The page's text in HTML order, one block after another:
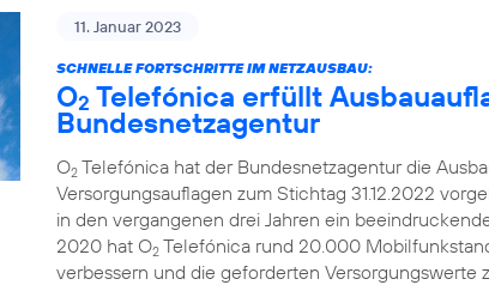
11. Januar 2023
SCHNELLE FORTSCHRITTE IM NETZAUSBAU:
O2 Telefónica erfüllt
Bundesnetzagentur
O2 Telefónica hat der Bundesnetzagentur die
Versorgungsauflagen zum Stichtag 31.12.2022
in den vergangenen drei Jahren ein
2020 hat O2 Telefónica rund 20.000
verbessern und die geforderten Versorgungswerte